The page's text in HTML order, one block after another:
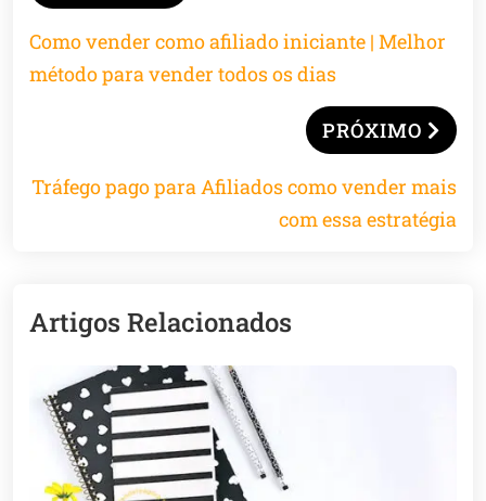
Como vender como afiliado iniciante | Melhor
método para vender todos os dias
PRÓXIMO
Tráfego pago para Afiliados como vender mais
com essa estratégia
Artigos Relacionados